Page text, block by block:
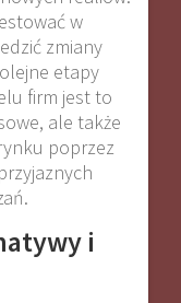
w
zmiany
etapy
firm jest to
ale także
poprzez
i